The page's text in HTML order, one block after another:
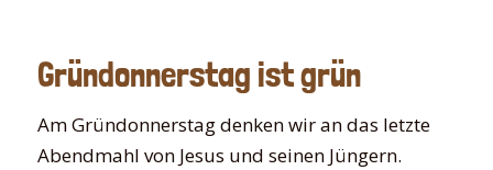
Gründonnerstag ist grün
Am Gründonnerstag denken wir an das letzte
Abendmahl von Jesus und seinen Jüngern.